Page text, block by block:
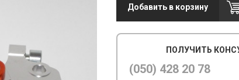
Добавить в корзину
ПОЛУЧИТЬ
(050) 428 20 78